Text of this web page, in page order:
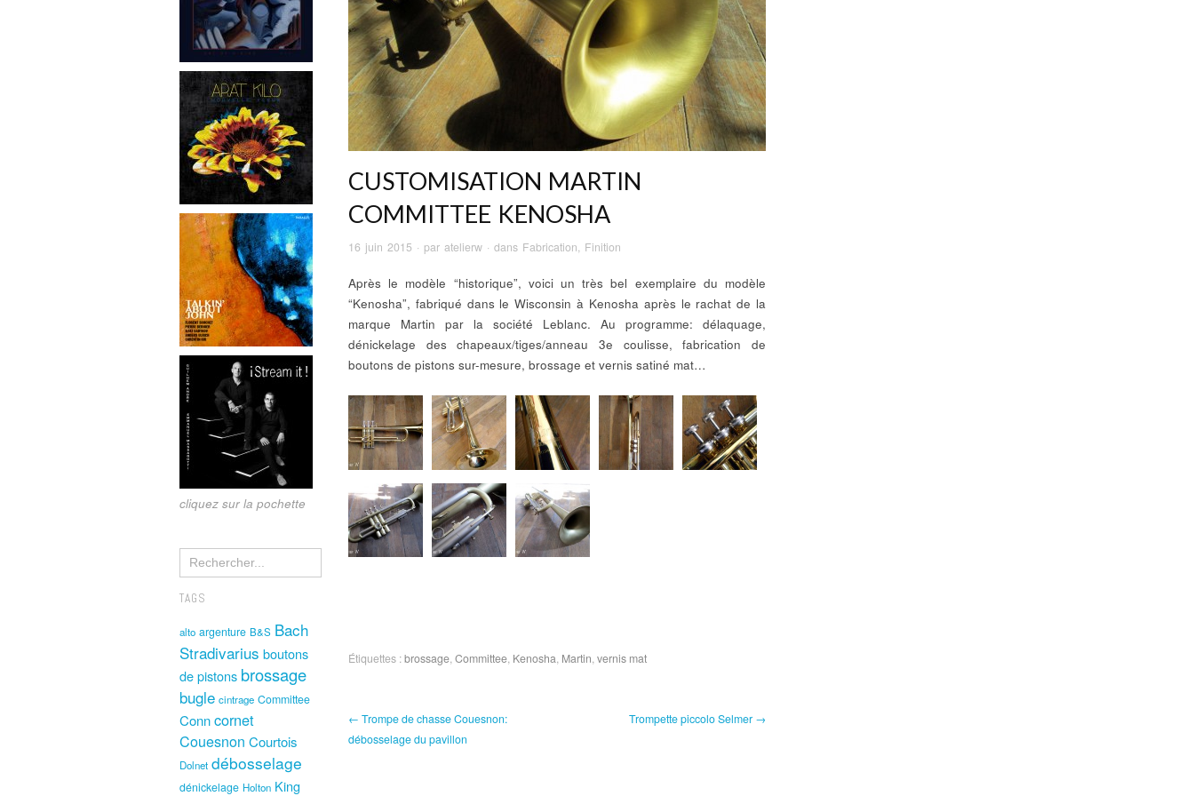
cliquez sur la pochette
TAGS
alto argenture B&S Bach
Stradivarius boutons
de pistons brossage
bugle cintrage Committee
Conncornet
Couesnon Courtois
Dolnet débosselage
dénickelage Holton King
CUSTOMISATION MARTIN
COMMITTEE KENOSHA
16 juin 2015 · par atelierw · dans Fabrication Finition
Après le modèle “historique”, voici un très bel exemplaire du modèle
“Kenosha”, fabriqué dans le Wisconsin à Kenosha après le rachat de la
marque Martin par la société Leblanc. Au programme: délaquage,
dénickelage des chapeaux/tiges/anneau 3e coulisse, fabrication de
boutons de pistons sur-mesure, brossage et vernis satiné mat…
Étiquettes :brossage,Committee, Kenosha, Martin,vernis mat
← Trompe de chasse Couesnon:
débosselage du pavillon
Trompette piccolo Selmer →